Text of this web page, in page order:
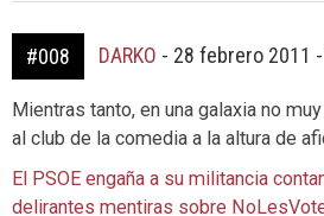
#008 DARKO - 28 febrero 2011
Mientras tanto, en una galaxia no
al club de la comedia a la altura de
El PSOE engaña a su militancia
delirantes mentiras sobre